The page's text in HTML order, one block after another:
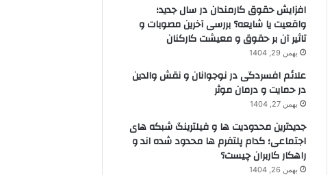
افزایش حقوق کارمندان در سال جدید؛
واقعیت یا شایعه؟ بررسی آخرین مصوبات و
تاثیر آن بر حقوق و معیشت کارکنان
بهمن 29, 1404
علائم افسردگی در نوجوانان و نقش والدین
در حمایت و درمان موثر
بهمن 27, 1404
جدیدترین محدودیت ها و فیلترینگ شبکه های
اجتماعی؛ کدام پلتفرم ها محدود شده اند و
راهکار کاربران چیست؟
بهمن 26, 1404